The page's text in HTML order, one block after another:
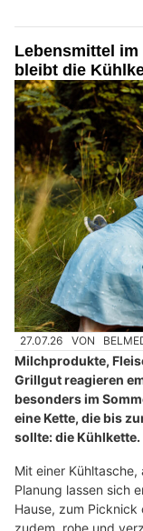
Lebensmittel
bleibt die
27.07.26 VON
Milchprodukte,
Grillgut reagieren
besonders im
eine Kette, die bis
sollte: die Kühlkette.
Mit einer
Planung lassen sich
Hause, zum
zudem, rohe und